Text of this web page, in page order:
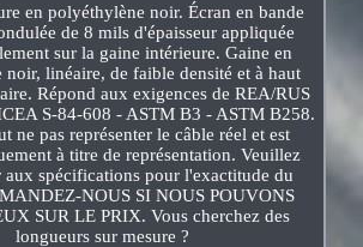
en polyéthylène noir. Écran en bande
de 8 mils d'épaisseur appliquée
sur la gaine intérieure. Gaine en
linéaire, de faible densité et à haut
Répond aux exigences de REA/RUS
S-84-608 - ASTM B3 - ASTM B258.
ne pas représenter le câble réel et est
à titre de représentation. Veuillez
aux spécifications pour l'exactitude du
NOUS SI NOUS POUVONS
SUR LE PRIX. Vous cherchez des
longueurs sur mesure ?